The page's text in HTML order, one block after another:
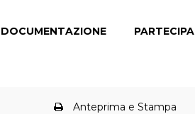
DOCUMENTAZIONE PARTECIPA
Anteprima e Stampa